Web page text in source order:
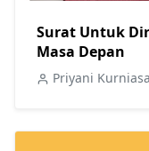
Surat Untuk
Masa Depan
Priyani